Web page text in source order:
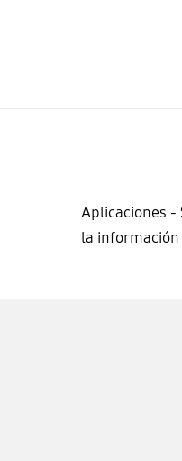
Aplicaciones -
la